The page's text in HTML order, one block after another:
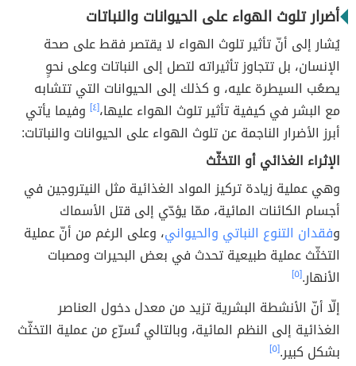
أضرار تلوث الهواء على الحيوانات والنباتات
يُشار إلى أنّ تأثير تلوث الهواء لا يقتصر فقط على صحة
الإنسان، بل تتجاوز تأثيراته لتصل إلى النباتات وعلى نحوٍ
يصعُب السيطرة عليه، و كذلك إلى الحيوانات التي تتشابه
مع البشر في كيفية تأثير تلوث الهواء عليها،[٤]
وفيما يأتي
أبرز الأضرار الناجمة عن تلوث الهواء على الحيوانات والنباتات:
الإثراء الغذائي أو التخثّث
وهي عملية زيادة تركيز المواد الغذائية مثل النيتروجين في
أجسام الكائنات المائية، ممّا يؤدّي إلى قتل الأسماك
وفقدان التنوع النباتي والحيواني، وعلى الرغم من أنّ عملية
التخثّث عملية طبيعية تحدث في بعض البحيرات ومصبات
الأنهار.[٥]
إلّا أنّ الأنشطة البشرية تزيد من معدل دخول العناصر
الغذائية إلى النظم المائية، وبالتالي تُسرّع من عملية التخثّث
بشكل كبير.[٥]